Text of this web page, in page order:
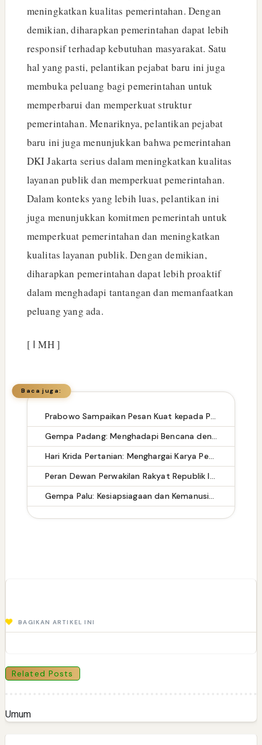
meningkatkan kualitas pemerintahan. Dengan
demikian, diharapkan pemerintahan dapat lebih
responsif terhadap kebutuhan masyarakat. Satu
hal yang pasti, pelantikan pejabat baru ini juga
membuka peluang bagi pemerintahan untuk
memperbarui dan memperkuat struktur
pemerintahan. Menariknya, pelantikan pejabat
baru ini juga menunjukkan bahwa pemerintahan
DKI Jakarta serius dalam meningkatkan kualitas
layanan publik dan memperkuat pemerintahan.
Dalam konteks yang lebih luas, pelantikan ini
juga menunjukkan komitmen pemerintah untuk
memperkuat pemerintahan dan meningkatkan
kualitas layanan publik. Dengan demikian,
diharapkan pemerintahan dapat lebih proaktif
dalam menghadapi tantangan dan memanfaatkan
peluang yang ada.
[ ا MH ]
Baca juga:
Prabowo Sampaikan Pesan Kuat kepada Panglima TNI dan Kapolri
Gempa Padang: Menghadapi Bencana dengan Kesiapsiagaan dan Kepedulian
Hari Krida Pertanian: Menghargai Karya Petani dan Meningkatkan Kesejahteraan Masyarakat
Peran Dewan Perwakilan Rakyat Republik Indonesia dalam Meningkatkan Kualitas Hidup Masyarakat
Gempa Palu: Kesiapsiagaan dan Kemanusiaan dalam Menghadapi Bencana
BAGIKAN ARTIKEL INI
Related Posts
Umum